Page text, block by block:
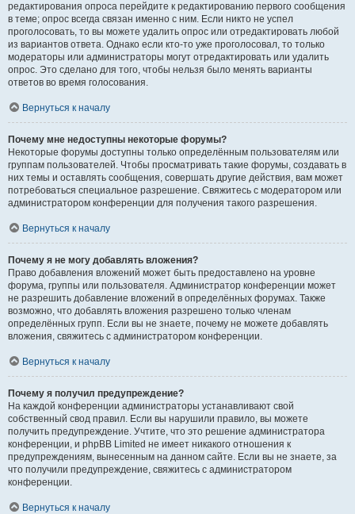
редактирования опроса перейдите к редактированию первого сообщения
в теме; опрос всегда связан именно с ним. Если никто не успел
проголосовать, то вы можете удалить опрос или отредактировать любой
из вариантов ответа. Однако если кто-то уже проголосовал, то только
модераторы или администраторы могут отредактировать или удалить
опрос. Это сделано для того, чтобы нельзя было менять варианты
ответов во время голосования.
Вернуться к началу
Почему мне недоступны некоторые форумы?
Некоторые форумы доступны только определённым пользователям или
группам пользователей. Чтобы просматривать такие форумы, создавать в
них темы и оставлять сообщения, совершать другие действия, вам может
потребоваться специальное разрешение. Свяжитесь с модератором или
администратором конференции для получения такого разрешения.
Вернуться к началу
Почему я не могу добавлять вложения?
Право добавления вложений может быть предоставлено на уровне
форума, группы или пользователя. Администратор конференции может
не разрешить добавление вложений в определённых форумах. Также
возможно, что добавлять вложения разрешено только членам
определённых групп. Если вы не знаете, почему не можете добавлять
вложения, свяжитесь с администратором конференции.
Вернуться к началу
Почему я получил предупреждение?
На каждой конференции администраторы устанавливают свой
собственный свод правил. Если вы нарушили правило, вы можете
получить предупреждение. Учтите, что это решение администратора
конференции, и phpBB Limited не имеет никакого отношения к
предупреждениям, вынесенным на данном сайте. Если вы не знаете, за
что получили предупреждение, свяжитесь с администратором
конференции.
Вернуться к началу